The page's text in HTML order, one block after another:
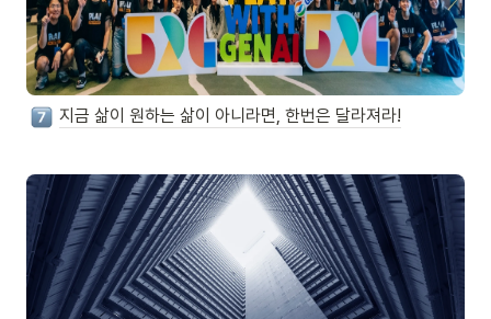
지금 삶이 원하는 삶이 아니라면, 한번은 달라져라!